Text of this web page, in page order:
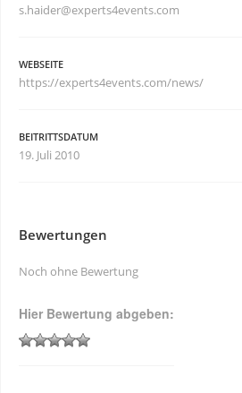
s.haider@experts4events.com
WEBSEITE
https://experts4events.com/news/
BEITRITTSDATUM
19. Juli 2010
Bewertungen
Noch ohne Bewertung
Hier Bewertung abgeben: